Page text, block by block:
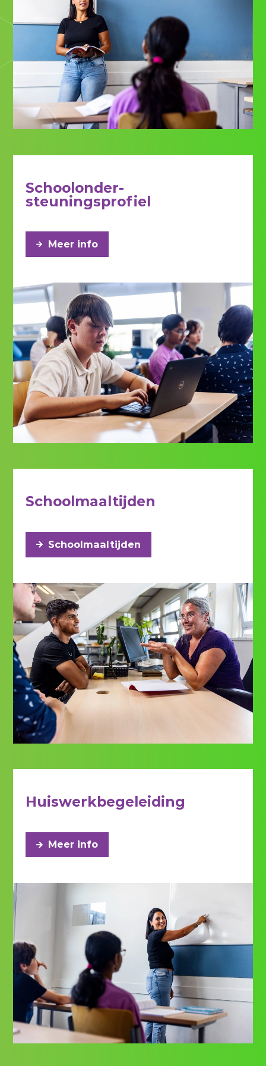
Schoolonder-
steuningsprofiel
Meer info
Schoolmaaltijden
Schoolmaaltijden
Huiswerkbegeleiding
Meer info